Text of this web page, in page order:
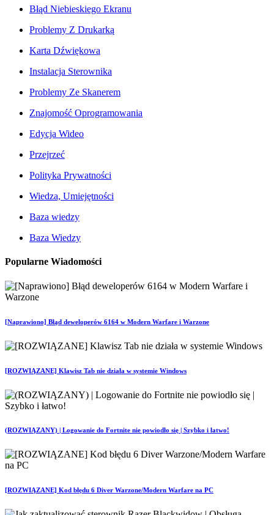
Błąd Niebieskiego Ekranu
Problemy Z Drukarką
Karta Dźwiękowa
Instalacja Sterownika
Problemy Ze Skanerem
Znajomość Oprogramowania
Edycja Wideo
Przejrzeć
Polityka Prywatności
Wiedza, Umiejętności
Baza wiedzy
Baza Wiedzy
Popularne Wiadomości
[Naprawiono] Błąd deweloperów 6164 w Modern Warfare i Warzone
[ROZWIĄZANE] Klawisz Tab nie działa w systemie Windows
(ROZWIĄZANY) | Logowanie do Fortnite nie powiodło się | Szybko i łatwo!
[ROZWIĄZANE] Kod błędu 6 Diver Warzone/Modern Warfare na PC